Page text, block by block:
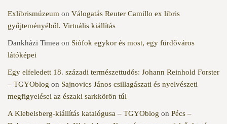
Exlibrismúzeum on Válogatás Reuter Camillo ex libris
gyűjteményéből. Virtuális kiállítás
Dankházi Timea on Siófok egykor és most, egy fürdőváros
látóképei
Egy elfeledett 18. századi természettudós: Johann Reinhold Forster
– TGYOblog on Sajnovics János csillagászati és nyelvészeti
megfigyelései az északi sarkkörön túl
A Klebelsberg-kiállítás katalógusa – TGYOblog on Pécs –